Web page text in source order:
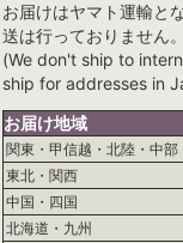
お届けはヤマト運輸と
送は行っておりません。
(We don't ship to
ship for addresses in
お届け地域
関東・甲信越・北陸・中部
東北・関西
中国・四国
北海道・九州